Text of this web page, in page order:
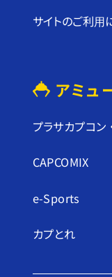
サイトのご利⽤
アミュ
プラサカプコン
CAPCOMIX
e-Sports
カプとれ